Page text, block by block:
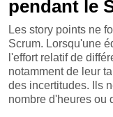
pendant le
Les story points ne
Scrum. Lorsqu'une
l'effort relatif de
notamment de leur
des incertitudes. Ils
nombre d'heures ou